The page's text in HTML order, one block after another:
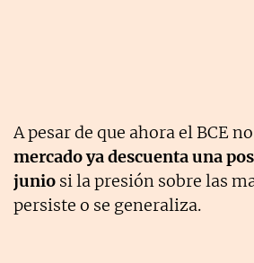
A pesar de que ahora el BCE
mercado ya descuenta una
junio si la presión sobre las
persiste o se generaliza.